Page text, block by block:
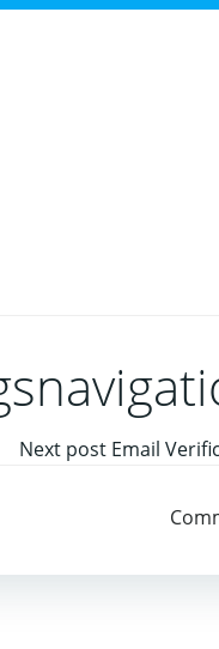
Next post Email